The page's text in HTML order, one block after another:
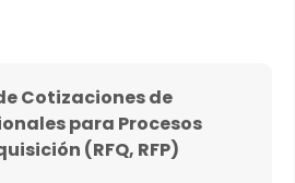
Cotizaciones de
para Procesos
(RFQ, RFP)